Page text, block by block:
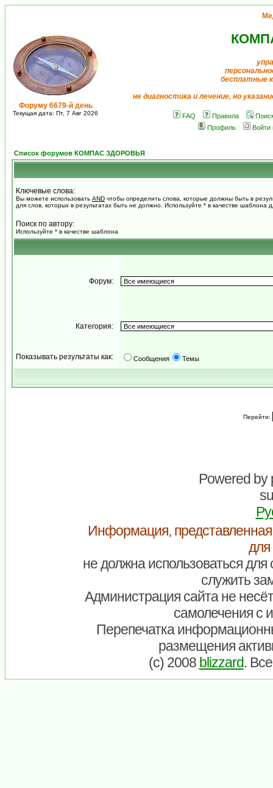
Форуму 6679-й день
Текущая дата: Пт, 7 Авг 2026
бесплатные
не диагностика и лечение, но
FAQ Правила
Профиль
Войти
Список форумов КОМПАС ЗДОРОВЬЯ
Ключевые слова:
Вы можете использовать AND чтобы определить слова, которые должны быть в
для слов, которых в результатах быть не должно. Используйте * в качестве шаблона
Поиск по автору:
Используйте * в качестве шаблона
Форум:
Категория:
Показывать результаты как: Сообщения Темы
Перейти:
Powered by
Информация,
для
не должна использоваться
служить
Администрация сайта не
самолечения с
Перепечатка
размещения
(c) 2008 blizzard.